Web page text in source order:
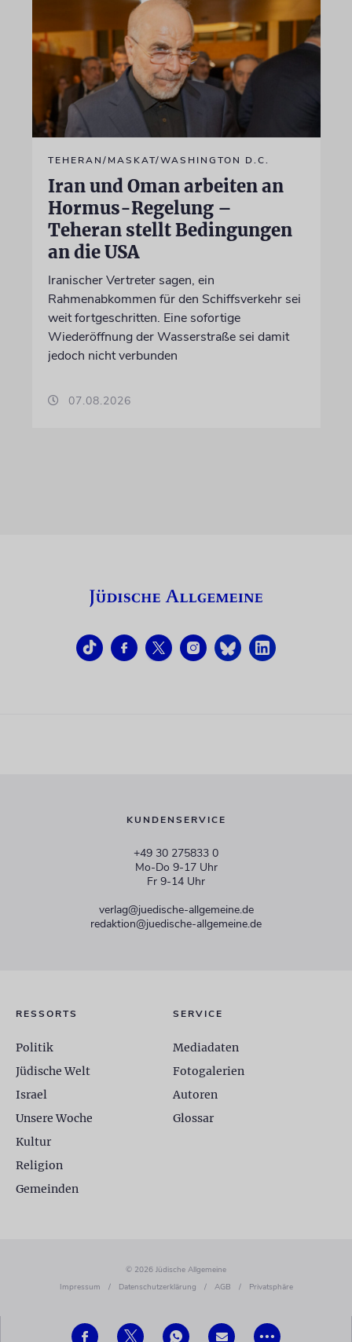
•••
TEHERAN/MASKAT/WASHINGTON D.C.
Iran und Oman arbeiten an
Hormus-Regelung –
Teheran stellt Bedingungen
an die USA
Iranischer Vertreter sagen, ein
Rahmenabkommen für den Schiffsverkehr sei
weit fortgeschritten. Eine sofortige
Wiederöffnung der Wasserstraße sei damit
jedoch nicht verbunden
07.08.2026
KUNDENSERVICE
+49 30 275833 0
Mo-Do 9-17 Uhr
Fr 9-14 Uhr
verlag@juedische-allgemeine.de
redaktion@juedische-allgemeine.de
RESSORTS
Politik
Jüdische Welt
Israel
Unsere Woche
Kultur
Religion
Gemeinden
SERVICE
Mediadaten
Fotogalerien
Autoren
Glossar
© 2026 Jüdische Allgemeine
Impressum
/ Datenschutzerklärung / AGB / Privatsphäre